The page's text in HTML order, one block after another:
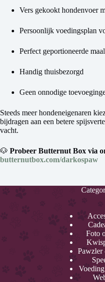
Vers gekookt hondenvoer
Persoonlijk voedingsplan
Perfect geportioneerde
Handig thuisbezorgd
Geen onnodige
Steeds meer hondeneigenaren
bijdragen aan een betere
vacht.
🐶 Probeer Butternut Box via
butternutbox.com/darkospaw
Foto
Pawzler